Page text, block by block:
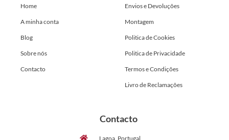
Home
A minha conta
Blog
Sobre nós
Contacto
Envios e Devoluções
Montagem
Politica de Cookies
Politica de Privacidade
Termos e Condições
Livro de Reclamações
Contacto
Lagoa, Portugal